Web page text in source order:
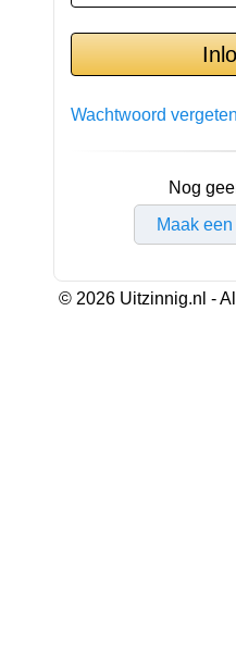
Wachtwoord
Nog
Maak
© 2026 Uitzinnig.nl -